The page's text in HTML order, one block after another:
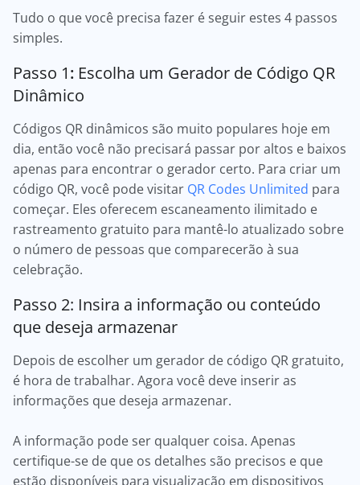
Tudo o que você precisa fazer é seguir estes 4 passos
simples.
Passo 1: Escolha um Gerador de Código QR
Dinâmico
Códigos QR dinâmicos são muito populares hoje em
dia, então você não precisará passar por altos e baixos
apenas para encontrar o gerador certo. Para criar um
código QR, você pode visitar QR Codes Unlimited para
começar. Eles oferecem escaneamento ilimitado e
rastreamento gratuito para mantê-lo atualizado sobre
o número de pessoas que comparecerão à sua
celebração.
Passo 2: Insira a informação ou conteúdo
que deseja armazenar
Depois de escolher um gerador de código QR gratuito,
é hora de trabalhar. Agora você deve inserir as
informações que deseja armazenar.
A informação pode ser qualquer coisa. Apenas
certifique-se de que os detalhes são precisos e que
estão disponíveis para visualização em dispositivos